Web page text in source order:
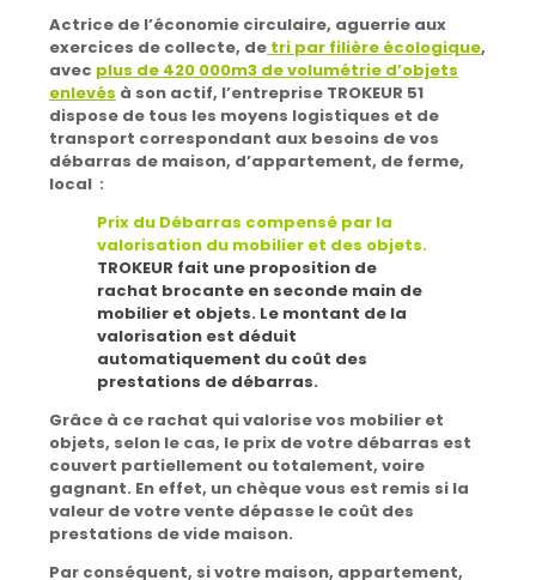
Actrice de l’économie circulaire, aguerrie aux
exercices de collecte, de tri par filière écologique,
avec plus de 420 000m3 de volumétrie d’objets
enlevés à son actif, l’entreprise TROKEUR 51
dispose de tous les moyens logistiques et de
transport correspondant aux besoins de vos
débarras de maison, d’appartement, de ferme,
local :
Prix du Débarras compensé par la
valorisation du mobilier et des objets.
TROKEUR fait une proposition de
rachat brocante en seconde main de
mobilier et objets. Le montant de la
valorisation est déduit
automatiquement du coût des
prestations de débarras.
Grâce à ce rachat qui valorise vos mobilier et
objets, selon le cas, le prix de votre débarras est
couvert partiellement ou totalement, voire
gagnant. En effet, un chèque vous est remis si la
valeur de votre vente dépasse le coût des
prestations de vide maison.
Par conséquent, si votre maison, appartement,